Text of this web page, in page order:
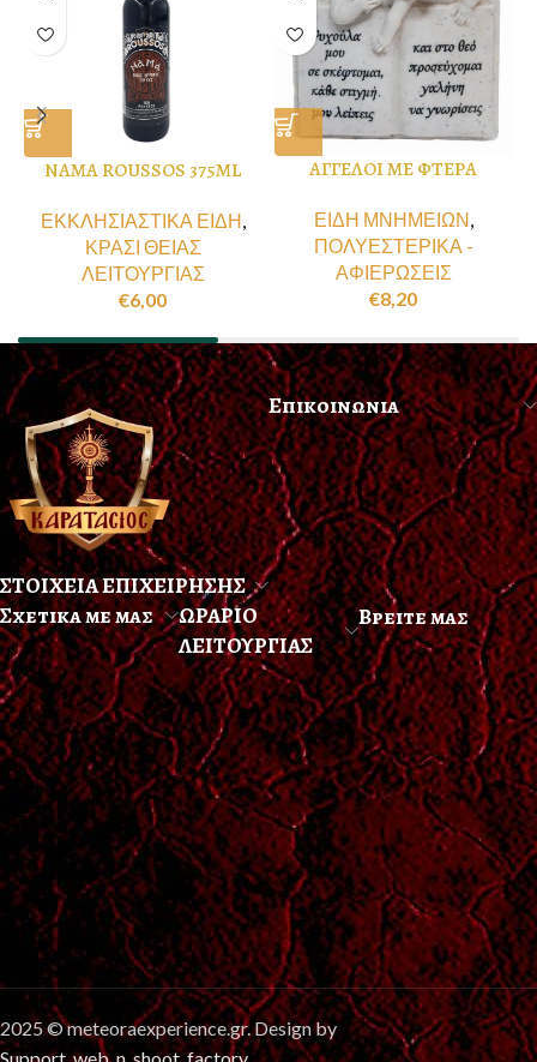
NAMA ROUSSOS 375ML
ΕΚΚΛΗΣΙΑΣΤΙΚΑ ΕΙΔΗ,
ΚΡΑΣΙ ΘΕΙΑΣ
ΛΕΙΤΟΥΡΓΙΑΣ
€6,00
ΑΓΓΕΛΟΙ ΜΕ ΦΤΕΡΑ
ΕΙΔΗ ΜΝΗΜΕΙΩΝ,
ΠΟΛΥΕΣΤΕΡΙΚΑ -
ΑΦΙΕΡΩΣΕΙΣ
€8,20
ΣΤΟΙΧΕΙΑ ΕΠΙΧΕΙΡΗΣΗΣ
Επικοινωνια
Σχετικα με μας
ΩΡΑΡΙΟ
ΛΕΙΤΟΥΡΓΙΑΣ
Βρειτε μας
2025 © meteoraexperience.gr. Design by